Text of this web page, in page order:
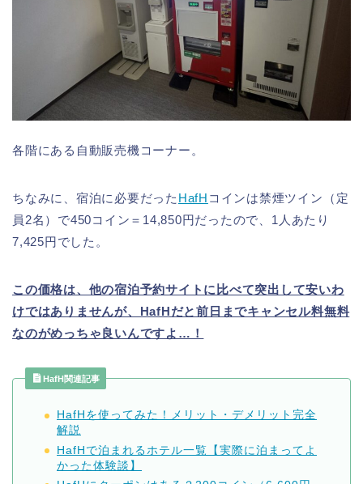
各階にある自動販売機コーナー。
ちなみに、宿泊に必要だった HafH コインは禁煙ツイン（定
員2名）で450コイン＝14,850円だったので、1人あたり
7,425円でした。
この価格は、他の宿泊予約サイトに比べて突出して安いわ
けではありませんが、HafHだと前日までキャンセル料無料
なのがめっちゃ良いんですよ…！
HafH関連記事
HafHを使ってみた！メリット・デメリット完全
解説
HafHで泊まれるホテル一覧【実際に泊まってよ
かった体験談】